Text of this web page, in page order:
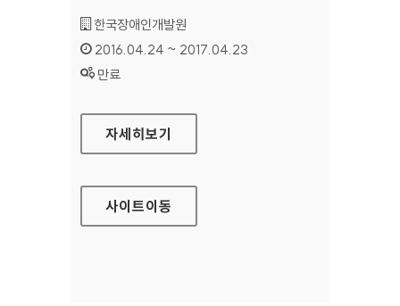
기관명 :
한국장애인개발원
인증기간 :
2016.04.24 ~ 2017.04.23
상태 :
만료
인천전략기금 운영사무국 홈페이지
자세히보기
사이트이동